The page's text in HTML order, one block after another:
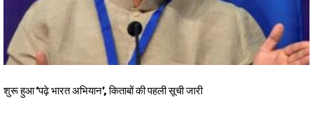
शुरू हुआ ‘पढ़े भारत अभियान’, किताबों की पहली सूची जारी